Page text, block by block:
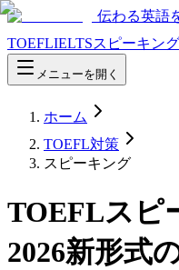
伝わる英語
TOEFLIELTSスピーキング
メニューを開く
ホーム
TOEFL対策
スピーキング
TOEFLスピ
2026新形式